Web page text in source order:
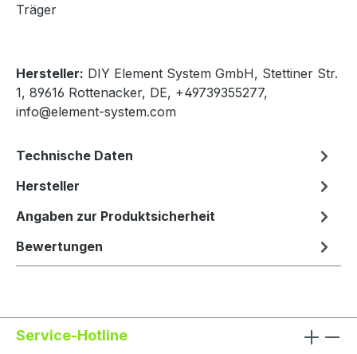
Träger
Hersteller: DIY Element System GmbH, Stettiner Str.
1, 89616 Rottenacker, DE, +49739355277,
info@element-system.com
Technische Daten
Hersteller
Angaben zur Produktsicherheit
Bewertungen
Service-Hotline